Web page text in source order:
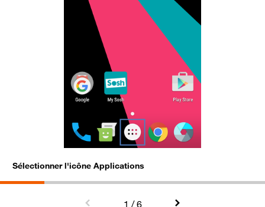
Sélectionner l'icône Applications
1 / 6